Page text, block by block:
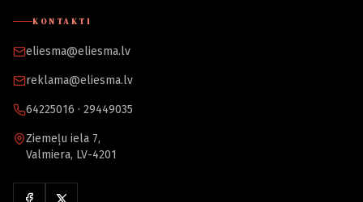
KONTAKTI
eliesma@eliesma.lv
reklama@eliesma.lv
64225016 · 29449035
Ziemeļu iela 7,
Valmiera, LV-4201